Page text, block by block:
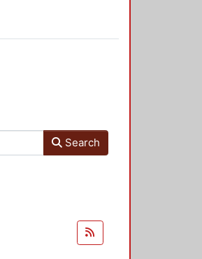
Search